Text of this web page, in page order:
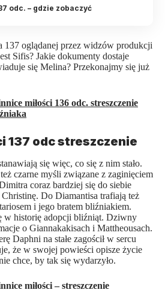
odc. – gdzie zobaczyć
137 oglądanej przez widzów produkcji
Sifis? Jakie dokumenty dostaje
się Melina? Przekonajmy się już
miłości 136 odc. streszczenie
137 odc streszczenie
się więc, co się z nim stało.
czarne myśli związane z zaginięciem
coraz bardziej się do siebie
Do Diamantisa trafiają też
i jego bratem bliźniakiem.
w historię adopcji bliźniąt. Dziwny
o Giannakakisach i Mattheousach.
Daphni na stałe zagościł w sercu
że w swojej powieści opisze życie
chce, by tak się wydarzyło.
miłości – streszczenie